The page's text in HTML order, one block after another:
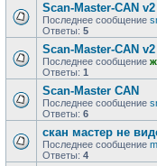
Scan-Master-CAN
Последнее сообщение
Ответы: 5
Scan-Master-CAN
Последнее сообщение
Ответы: 1
Scan-Master CAN
Последнее сообщение
Ответы: 6
скан мастер не
Последнее сообщение
Ответы: 4